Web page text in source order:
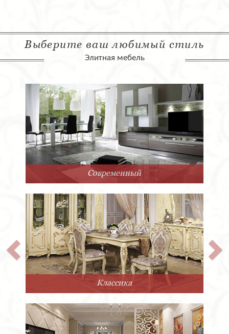
Выберите ваш любимый стиль
Элитная мебель
Современный
Классика